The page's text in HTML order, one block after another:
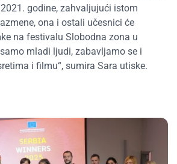
godine, zahvaljujući istom
ona i ostali učesnici će
na festivalu Slobodna zona u
mladi ljudi, zabavljamo se i
i filmu“, sumira Sara utiske.